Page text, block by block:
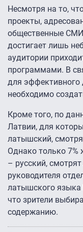
Несмотря на то,
проекты,
общественные
достигает лишь
аудитории
программами. В
для эффективного
необходимо
Кроме того, по
Латвии, для
латышский,
Однако только 7%
– русский,
руководителя
латышского языка
что зрители
содержанию.